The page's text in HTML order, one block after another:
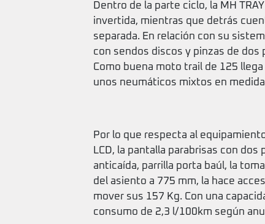
Dentro de la parte ciclo, la MH
invertida, mientras que detrás
separada. En relación con su
con sendos discos y pinzas de
Como buena moto trail de 125
unos neumáticos mixtos en
Por lo que respecta al
LCD, la pantalla parabrisas con
anticaída, parrilla porta baúl, la
del asiento a 775 mm, la hace
mover sus 157 Kg. Con una
consumo de 2,3 l/100km según